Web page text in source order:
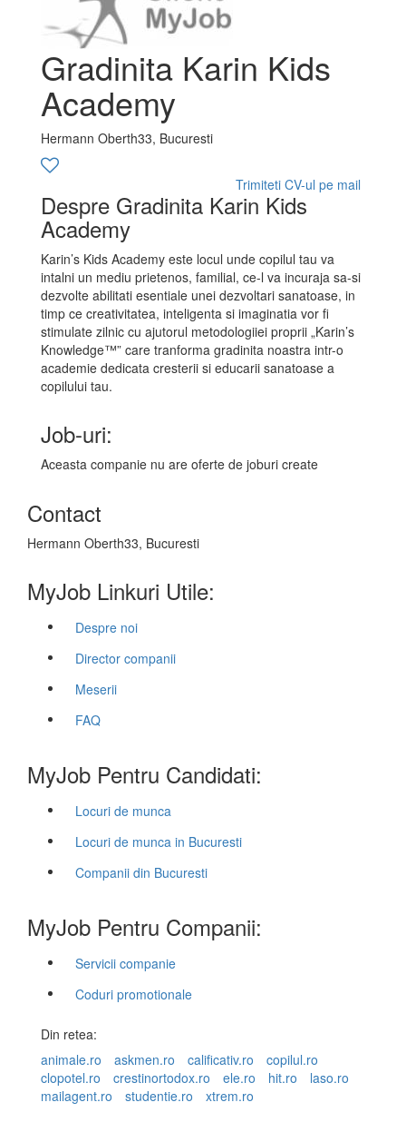
Gradinita Karin Kids
Academy
Hermann Oberth33, Bucuresti
Trimiteti CV-ul pe mail
Despre Gradinita Karin Kids
Academy
Karin’s Kids Academy este locul unde copilul tau va
intalni un mediu prietenos, familial, ce-l va incuraja sa-si
dezvolte abilitati esentiale unei dezvoltari sanatoase, in
timp ce creativitatea, inteligenta si imaginatia vor fi
stimulate zilnic cu ajutorul metodologiiei proprii „Karin’s
Knowledge™” care tranforma gradinita noastra intr-o
academie dedicata cresterii si educarii sanatoase a
copilului tau.
Job-uri:
Aceasta companie nu are oferte de joburi create
Contact
Hermann Oberth33, Bucuresti
MyJob Linkuri Utile:
Despre noi
Director companii
Meserii
FAQ
MyJob Pentru Candidati:
Locuri de munca
Locuri de munca in Bucuresti
Companii din Bucuresti
MyJob Pentru Companii:
Servicii companie
Coduri promotionale
Din retea:
animale.ro
askmen.ro calificativ.ro
copilul.ro
clopotel.ro
crestinortodox.ro ele.ro hit.ro
laso.ro
mailagent.ro
studentie.ro xtrem.ro